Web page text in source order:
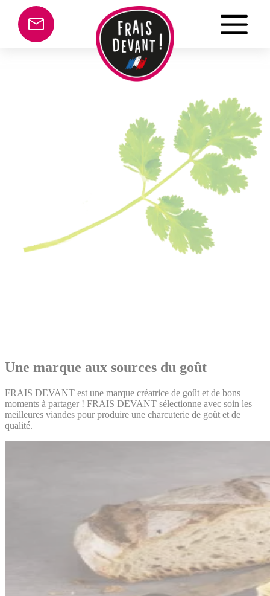
Panneau de gestion des cookies
Une marque aux sources du goût
FRAIS DEVANT est une marque créatrice de goût et de bons
moments à partager ! FRAIS DEVANT sélectionne avec soin les
meilleures viandes pour produire une charcuterie de goût et de
qualité.